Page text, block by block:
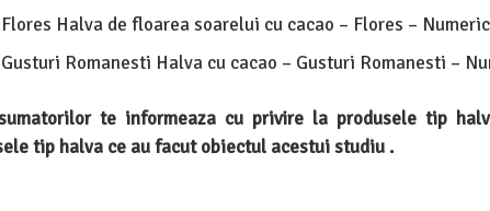
Halva de floarea soarelui cu cacao – Flores –
Romanesti Halva cu cacao – Gusturi Romanesti –
te informeaza cu privire la produsele tip
tip halva ce au facut obiectul acestui studiu .